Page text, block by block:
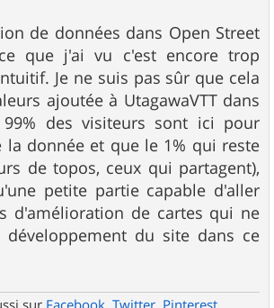
de données dans Open Street
que j'ai vu c'est encore trop
Je ne suis pas sûr que cela
ajoutée à UtagawaVTT dans
des visiteurs sont ici pour
la donnée et que le 1% qui reste
de topos, ceux qui partagent),
petite partie capable d'aller
d'amélioration de cartes qui ne
du site dans ce
sur Facebook, Twitter, Pinterest,